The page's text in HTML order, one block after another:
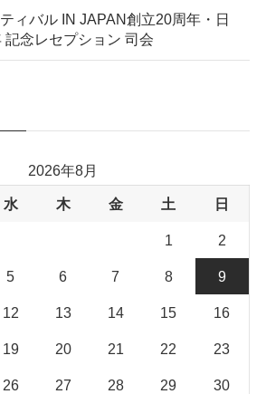
ィバル IN JAPAN創立20周年・日
記念レセプション 司会
2026年8月
水 木 金 土 日
1 2
5 6 7 8 9
12 13 14 15 16
19 20 21 22 23
26 27 28 29 30